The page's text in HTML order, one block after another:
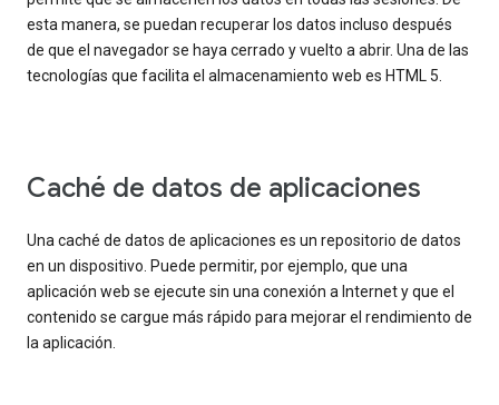
esta manera, se puedan recuperar los datos incluso después
de que el navegador se haya cerrado y vuelto a abrir. Una de las
tecnologías que facilita el almacenamiento web es HTML 5.
Caché de datos de aplicaciones
Una caché de datos de aplicaciones es un repositorio de datos
en un dispositivo. Puede permitir, por ejemplo, que una
aplicación web se ejecute sin una conexión a Internet y que el
contenido se cargue más rápido para mejorar el rendimiento de
la aplicación.